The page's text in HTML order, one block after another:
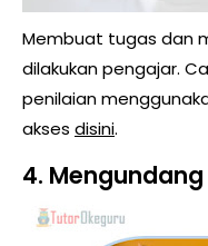
Membuat tugas dan
dilakukan pengajar.
penilaian
akses disini.
4.